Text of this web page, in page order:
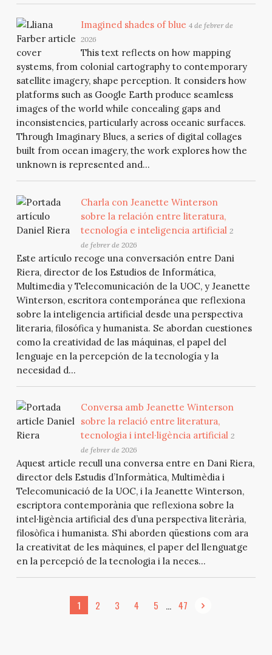
Imagined shades of blue 4 de febrer de
2026
This text reflects on how mapping
systems, from colonial cartography to contemporary
satellite imagery, shape perception. It considers how
platforms such as Google Earth produce seamless
images of the world while concealing gaps and
inconsistencies, particularly across oceanic surfaces.
Through Imaginary Blues, a series of digital collages
built from ocean imagery, the work explores how the
unknown is represented and...
Charla con Jeanette Winterson
sobre la relación entre literatura,
tecnología e inteligencia artificial 2
de febrer de 2026
Este artículo recoge una conversación entre Dani
Riera, director de los Estudios de Informática,
Multimedia y Telecomunicación de la UOC, y Jeanette
Winterson, escritora contemporánea que reflexiona
sobre la inteligencia artificial desde una perspectiva
literaria, filosófica y humanista. Se abordan cuestiones
como la creatividad de las máquinas, el papel del
lenguaje en la percepción de la tecnología y la
necesidad d...
Conversa amb Jeanette Winterson
sobre la relació entre literatura,
tecnologia i intel·ligència artificial 2
de febrer de 2026
Aquest article recull una conversa entre en Dani Riera,
director dels Estudis d’Informàtica, Multimèdia i
Telecomunicació de la UOC, i la Jeanette Winterson,
escriptora contemporània que reflexiona sobre la
intel·ligència artificial des d’una perspectiva literària,
filosòfica i humanista. S’hi aborden qüestions com ara
la creativitat de les màquines, el paper del llenguatge
en la percepció de la tecnologia i la neces...
1 2 3 4 5 ... 47